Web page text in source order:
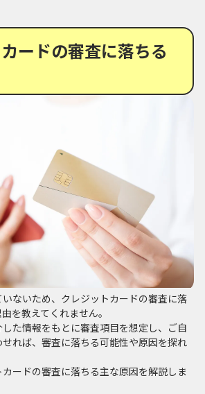
ードの審査に落ちる
ないため、クレジットカードの審査に落
を教えてくれません。
た情報をもとに審査項目を想定し、ご自
れば、審査に落ちる可能性や原因を探れ
ードの審査に落ちる主な原因を解説しま